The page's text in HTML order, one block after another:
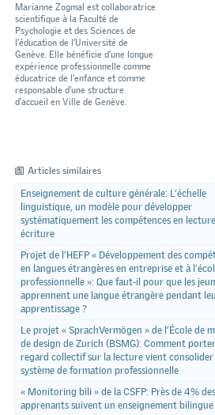
Marianne Zogmal est collaboratrice
scientifique à la Faculté de
Psychologie et des Sciences de
l’éducation de l’Université de
Genève. Elle bénéficie d’une longue
expérience professionnelle comme
éducatrice de l’enfance et comme
responsable d’une structure
d’accueil en Ville de Genève.
Articles similaires
Enseignement de culture générale: L’échelle
linguistique, un modèle pour développer
systématiquement les compétences en
écriture
Projet de l’HEFP « Développement des
en langues étrangères en entreprise et à
professionnelle »: Que faut-il pour que les
apprennent une langue étrangère pendant
apprentissage ?
Le projet « SprachVermögen » de l’École de
de design de Zurich (BSMG): Comment
regard collectif sur la lecture vient consolider
système de formation professionnelle
« Monitoring bili » de la CSFP: Près de 4% des
apprenants suivent un enseignement bilingue